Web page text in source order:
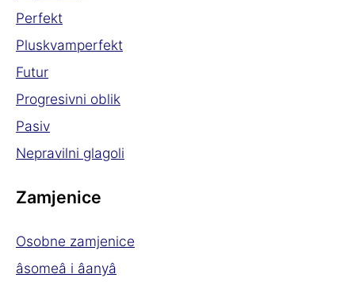
Perfekt
Pluskvamperfekt
Futur
Progresivni oblik
Pasiv
Nepravilni glagoli
Zamjenice
Osobne zamjenice
âsomeâ i âanyâ